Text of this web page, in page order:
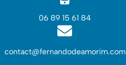
06 89 15 61 84
contact@fernandodeamorim.com